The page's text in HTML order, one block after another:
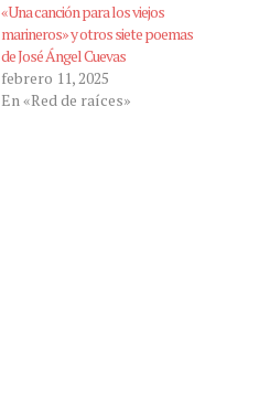
«Una canción para los viejos
marineros» y otros siete poemas
de José Ángel Cuevas
febrero 11, 2025
En «Red de raíces»